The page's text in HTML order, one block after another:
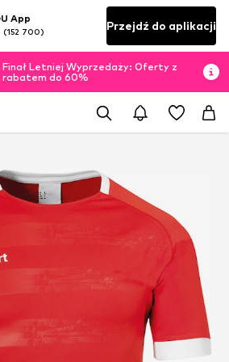
App
(152 700) Przejdź do aplikacji
Finał Letniej Wyprzedaży: Oferty z
rabatem do 60%